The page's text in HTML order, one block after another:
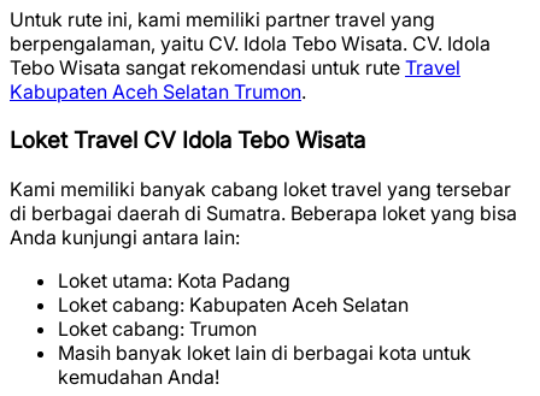
Untuk rute ini, kami memiliki partner travel yang
berpengalaman, yaitu CV. Idola Tebo Wisata. CV. Idola
Tebo Wisata sangat rekomendasi untuk rute Travel
Kabupaten Aceh Selatan Trumon.
Loket Travel CV Idola Tebo Wisata
Kami memiliki banyak cabang loket travel yang tersebar
di berbagai daerah di Sumatra. Beberapa loket yang bisa
Anda kunjungi antara lain:
Loket utama: Kota Padang
Loket cabang: Kabupaten Aceh Selatan
Loket cabang: Trumon
Masih banyak loket lain di berbagai kota untuk
kemudahan Anda!